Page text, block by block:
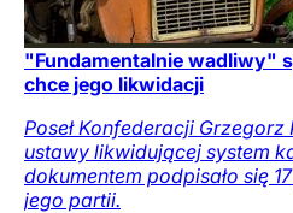
"Fundamentalnie wadliwy"
chce jego likwidacji
Poseł Konfederacji Grzegorz
ustawy likwidującej system
dokumentem podpisało się
jego partii.